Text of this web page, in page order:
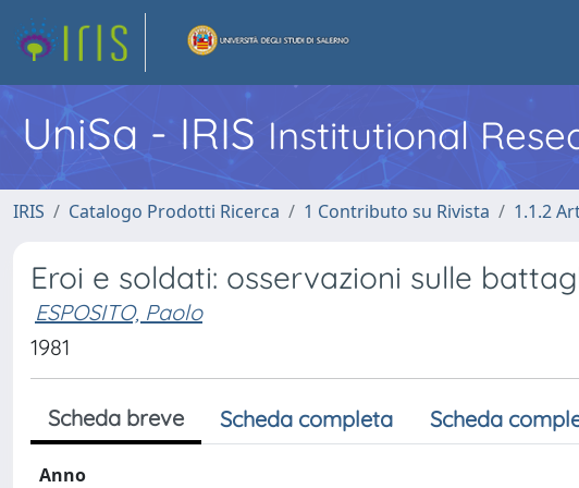
UniSa - IRIS Institutional
IRIS Catalogo Prodotti Ricerca 1 Contributo su Rivista 1.1.2
Eroi e soldati: osservazioni sulle
ESPOSITO, Paolo
1981
Scheda breve Scheda completa Scheda
Anno